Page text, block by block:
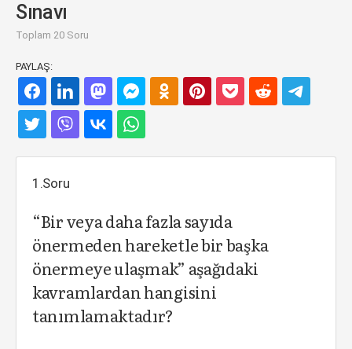
Sınavı
Toplam 20 Soru
PAYLAŞ:
1.Soru
“Bir veya daha fazla sayıda
önermeden hareketle bir başka
önermeye ulaşmak” aşağıdaki
kavramlardan hangisini
tanımlamaktadır?